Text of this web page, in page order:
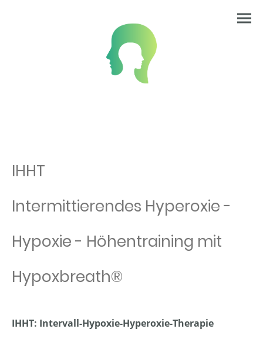
IHHT
Intermittierendes Hyperoxie -
Hypoxie - Höhentraining mit
Hypoxbreath®
IHHT: Intervall-Hypoxie-Hyperoxie-Therapie